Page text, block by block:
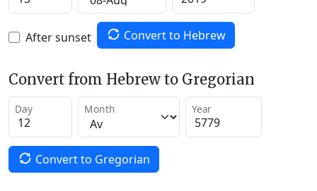
After sunset Convert to Hebrew
Convert from Hebrew to Gregorian
Day Month Year
Convert to Gregorian